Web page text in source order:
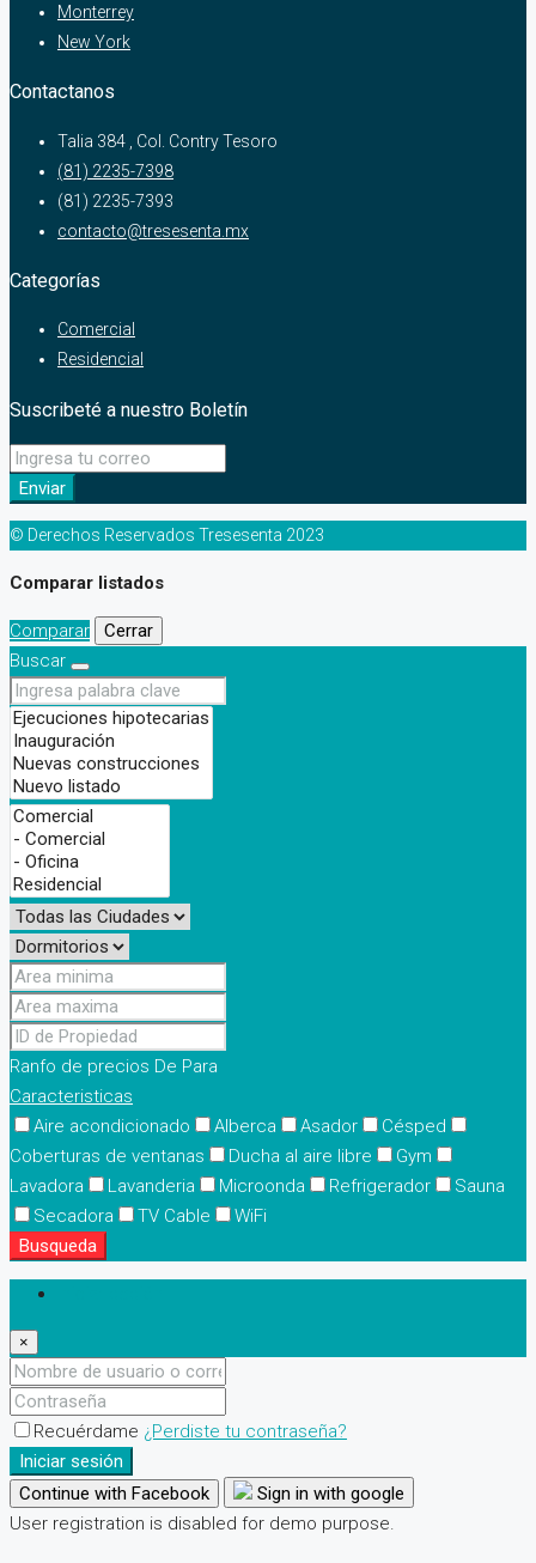
Monterrey
New York
Contactanos
Talia 384 , Col. Contry Tesoro
(81) 2235-7398
(81) 2235-7393
contacto@tresesenta.mx
Categorías
Comercial
Residencial
Suscribeté a nuestro Boletín
Enviar
© Derechos Reservados Tresesenta 2023
Comparar listados
Comparar
Cerrar
Buscar
Ranfo de precios De Para
Caracteristicas
Aire acondicionado
Alberca Asador
Césped
Coberturas de ventanas
Ducha al aire libre
Gym
Lavadora
Lavanderia Microonda Refrigerador
Sauna
Secadora
TV Cable
WiFi
Busqueda
×
Recuérdame ¿Perdiste tu contraseña?
Iniciar sesión
Continue with Facebook
Sign in with google
User registration is disabled for demo purpose.